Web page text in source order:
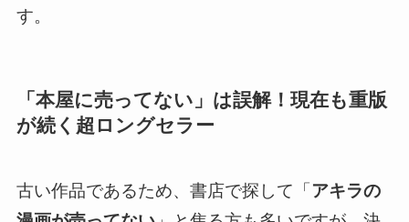
す。
「本屋に売ってない」は誤解！現在も重版
が続く超ロングセラー
古い作品であるため、書店で探して「 アキラの